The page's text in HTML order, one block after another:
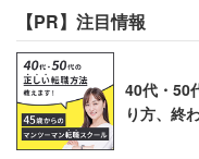
【PR】注目情報
40代・50
り方、終